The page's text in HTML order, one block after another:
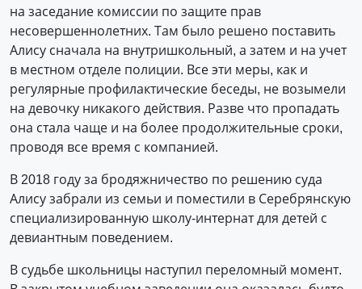
на заседание комиссии по защите прав
несовершеннолетних. Там было решено поставить
Алису сначала на внутри­школьный, а затем и на учет
в местном отделе полиции. Все эти меры, как и
регулярные профилактические беседы, не возымели
на девочку никакого действия. Разве что пропадать
она стала чаще и на более продолжительные сроки,
проводя все время с компанией.
В 2018 году за бродяжничество по решению суда
Алису забрали из семьи и поместили в Серебрянскую
специализированную школу-интернат для детей с
девиантным поведением.
В судьбе школьницы наступил переломный момент.